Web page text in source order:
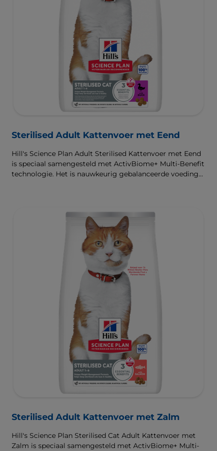
Sterilised Adult Kattenvoer met Eend
Hill's Science Plan Adult Sterilised Kattenvoer met Eend
is speciaal samengesteld met ActivBiome+ Multi-Benefit
technologie. Het is nauwkeurig gebalanceerde voeding
Sterilised Adult Kattenvoer met Zalm
Hill's Science Plan Sterilised Cat Adult Kattenvoer met
Zalm is speciaal samengesteld met ActivBiome+ Multi-